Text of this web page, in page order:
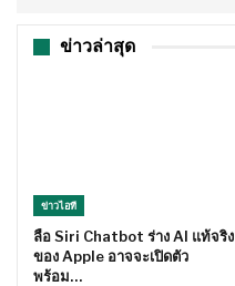
ข่าวล่าสุด
ข่าวไอที
ลือ Siri Chatbot ร่าง AI แท้จริง
ของ Apple อาจจะเปิดตัว
พร้อม…